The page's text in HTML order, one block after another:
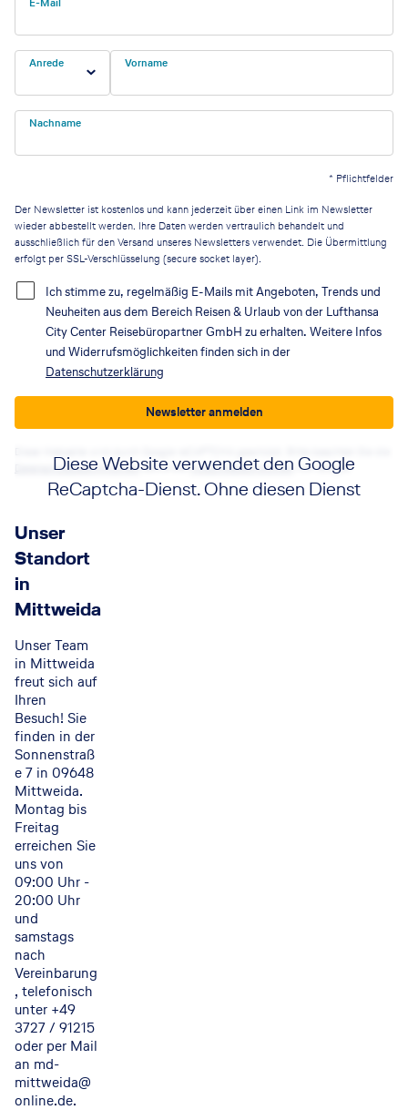
E-Mail
Anrede Vorname
Nachname
* Pflichtfelder
Der Newsletter ist kostenlos und kann jederzeit über einen Link im Newsletter
wieder abbestellt werden. Ihre Daten werden vertraulich behandelt und
ausschließlich für den Versand unseres Newsletters verwendet. Die Übermittlung
erfolgt per SSL-Verschlüsselung (secure socket layer).
Ich stimme zu, regelmäßig E-Mails mit Angeboten, Trends und
Neuheiten aus dem Bereich Reisen & Urlaub von der Lufthansa
City Center Reisebüropartner GmbH zu erhalten. Weitere Infos
und Widerrufsmöglichkeiten finden sich in der
Datenschutzerklärung
Newsletter anmelden
Diese Website verwendet den Google
ReCaptcha-Dienst. Ohne diesen Dienst
Sie auf die Schaltfläche klicken, erklären
Sie sich mit der Nutzung des Dienstes
Datenschutzbestimmungensowie dieNutzungsbedingungen von Google.
Unser
Standort
in
Mittweida
Unser Team
in Mittweida
freut sich auf
Ihren
Besuch! Sie
finden in der
Sonnenstraß
e 7 in 09648
Mittweida.
Montag bis
Freitag
erreichen Sie
uns von
09:00 Uhr -
20:00 Uhr
und
samstags
nach
Vereinbarung
, telefonisch
unter +49
3727 / 91215
oder per Mail
an md-
mittweida@
online.de.